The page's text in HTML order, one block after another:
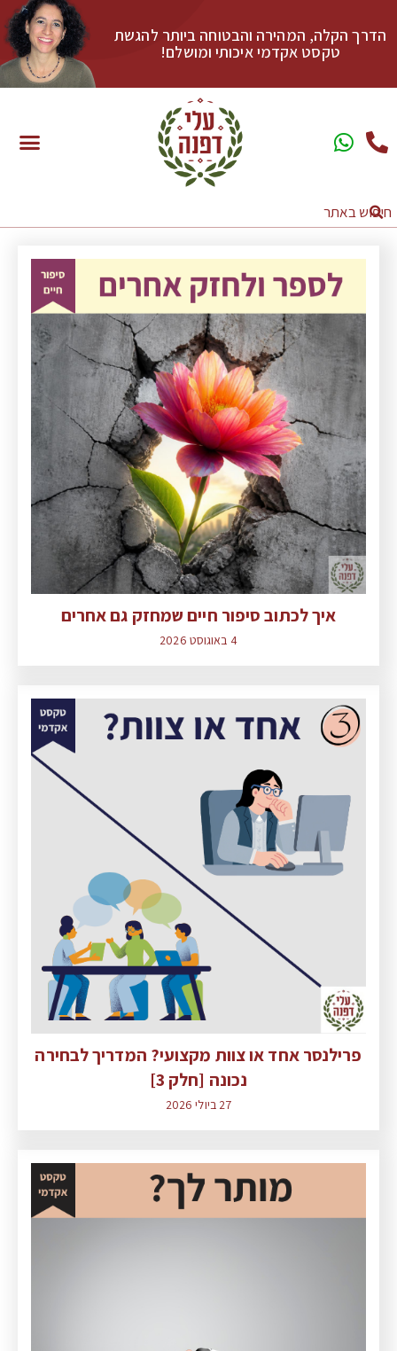
הדרך הקלה, המהירה והבטוחה ביותר להגשת
טקסט אקדמי איכותי ומושלם!
איך לכתוב סיפור חיים שמחזק גם אחרים
4 באוגוסט 2026
פרילנסר אחד או צוות מקצועי? המדריך לבחירה
נכונה [חלק 3]
27 ביולי 2026